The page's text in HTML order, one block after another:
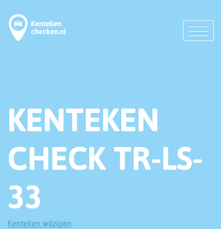
KENTEKEN
CHECK TR-LS-
33
Kenteken wijzigen